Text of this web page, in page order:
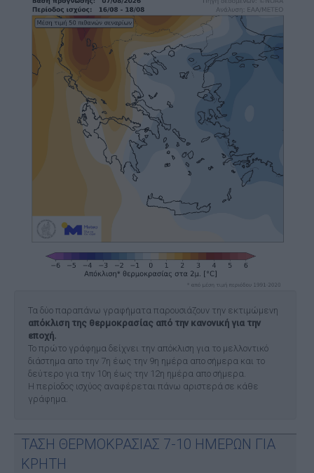
Τα δύο παραπάνω γραφήματα παρουσιάζουν την εκτιμώμενη
απόκλιση της θερμοκρασίας από την κανονική για την
εποχή.
Το πρώτο γράφημα δείχνει την απόκλιση για το μελλοντικό
διάστημα απο την 7η έως την 9η ημέρα απο σήμερα και το
δεύτερο για την 10η έως την 12η ημέρα απο σήμερα.
Η περίοδος ισχύος αναφέρεται πάνω αριστερά σε κάθε
γράφημα.
ΤΑΣΗ ΘΕΡΜΟΚΡΑΣΙΑΣ 7-10 ΗΜΕΡΩΝ ΓΙΑ
ΚΡΗΤΗ